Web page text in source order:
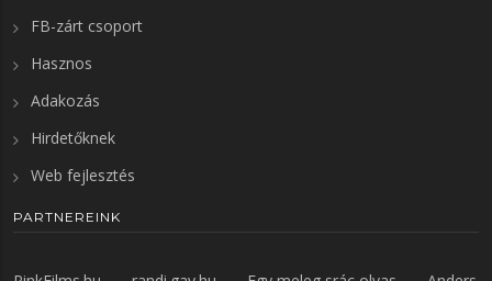
FB-zárt csoport
Hasznos
Adakozás
Hirdetőknek
Web fejlesztés
PARTNEREINK